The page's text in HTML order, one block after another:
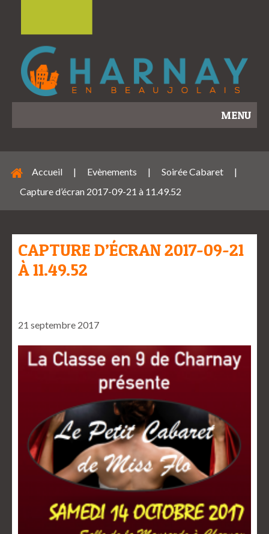
MENU
Accueil | Evènements | Soirée Cabaret
|
Capture d’écran 2017-09-21 à 11.49.52
CAPTURE D’ÉCRAN 2017-09-21
À 11.49.52
21 septembre 2017